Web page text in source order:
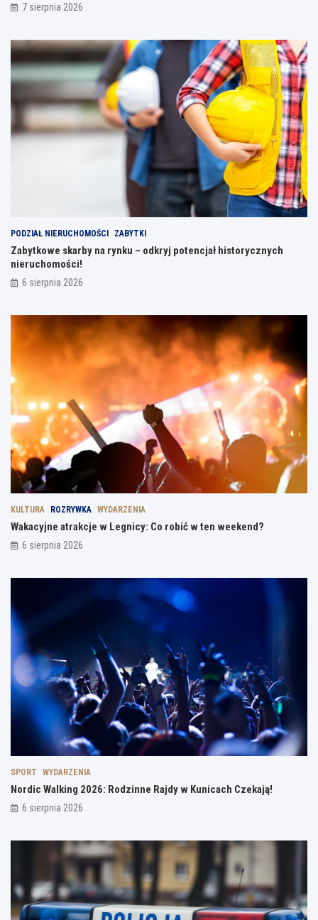
7 sierpnia 2026
PODZIAŁ NIERUCHOMOŚCI ZABYTKI
Zabytkowe skarby na rynku – odkryj potencjał historycznych
nieruchomości!
6 sierpnia 2026
KULTURA ROZRYWKA WYDARZENIA
Wakacyjne atrakcje w Legnicy: Co robić w ten weekend?
6 sierpnia 2026
SPORT WYDARZENIA
Nordic Walking 2026: Rodzinne Rajdy w Kunicach Czekają!
6 sierpnia 2026